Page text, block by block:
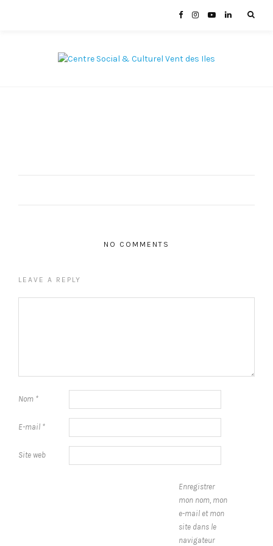
NO COMMENTS
LEAVE A REPLY
Nom *
E-mail *
Site web
Enregistrer
mon nom, mon
e-mail et mon
site dans le
navigateur